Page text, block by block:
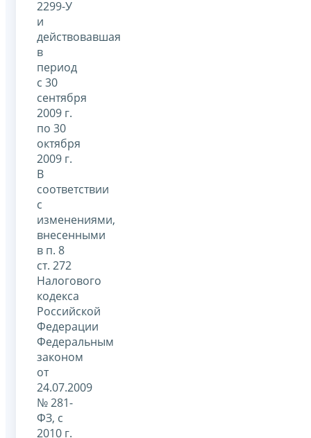
2299-У
и
действовавшая
в
период
с 30
сентября
2009 г.
по 30
октября
2009 г.
В
соответствии
с
изменениями,
внесенными
в п. 8
ст. 272
Налогового
кодекса
Российской
Федерации
Федеральным
законом
от
24.07.2009
№ 281-
ФЗ, с
2010 г.